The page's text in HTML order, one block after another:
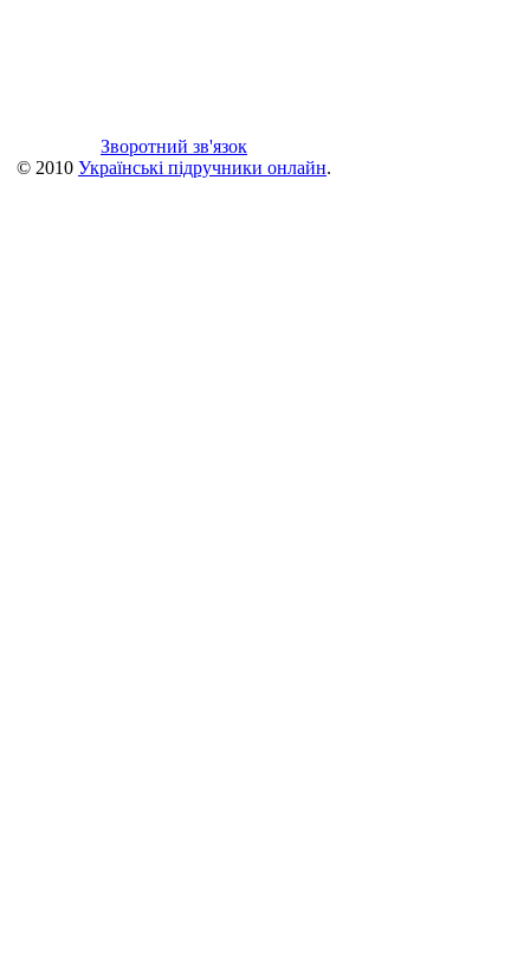
Зворотний зв'язок
© 2010 Українські підручники онлайн.